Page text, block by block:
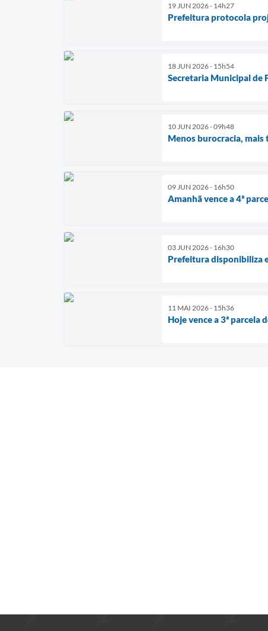
19 JUN 2026 - 14h27
Prefeitura protocola
18 JUN 2026 - 15h54
Secretaria Municipal de
10 JUN 2026 - 09h48
Menos burocracia,
09 JUN 2026 - 16h50
Amanhã vence a 4ª
03 JUN 2026 - 16h30
Prefeitura disponibiliza
11 MAI 2026 - 15h36
Hoje vence a 3ª parcela